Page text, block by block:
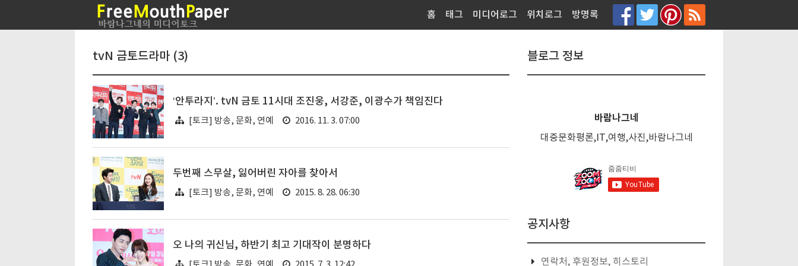
홈 태그 미디어로그 위치로그 방명록
tvN 금토드라마 (3)
‘안투라지’. tvN 금토 11시대 조진웅, 서강준, 이광수가 책임진다
[토크] 방송, 문화, 연예 2016. 11. 3. 07:00
두번째 스무살, 잃어버린 자아를 찾아서
[토크] 방송, 문화, 연예 2015. 8. 28. 06:30
오 나의 귀신님, 하반기 최고 기대작이 분명하다
블로그 정보
바람나그네
대중문화평론,IT,여행,사진,바람나그네
공지사항
연락처, 후원정보, 히스토리